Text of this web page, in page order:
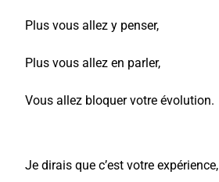
Plus vous allez y penser,
Plus vous allez en parler,
Vous allez bloquer votre évolution.
Je dirais que c’est votre expérience,